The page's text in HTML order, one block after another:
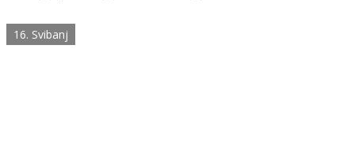
16. Svibanj